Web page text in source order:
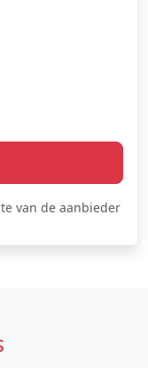
van de aanbieder